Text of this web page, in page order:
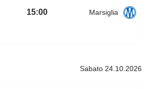
15:00 Marsiglia
Sabato 24.10.2026